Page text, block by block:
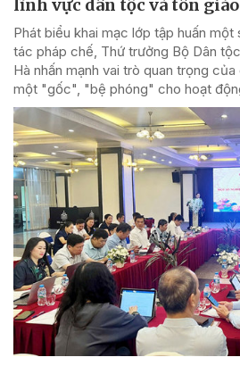
lĩnh vực dân tộc và tôn giáo
Phát biểu khai mạc lớp tập huấn
tác pháp chế, Thứ trưởng Bộ Dân
Hà nhấn mạnh vai trò quan trọng
một "gốc", "bệ phóng" cho hoạt